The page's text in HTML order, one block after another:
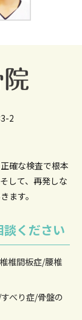
2
確な検査で根本
して、再発しな
ます。
ください
椎間板症/腰椎
べり症/骨盤の